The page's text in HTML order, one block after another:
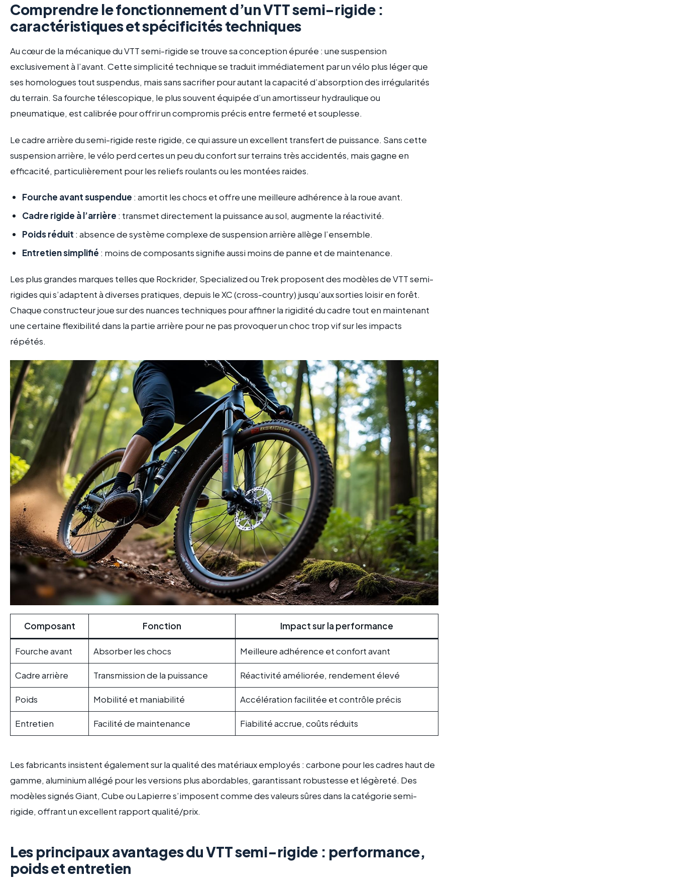
Comprendre le fonctionnement d’un VTT semi-rigide :
caractéristiques et spécificités techniques
Au cœur de la mécanique du VTT semi-rigide se trouve sa conception épurée : une suspension
exclusivement à l’avant. Cette simplicité technique se traduit immédiatement par un vélo plus léger que
ses homologues tout suspendus, mais sans sacrifier pour autant la capacité d’absorption des irrégularités
du terrain. Sa fourche télescopique, le plus souvent équipée d’un amortisseur hydraulique ou
pneumatique, est calibrée pour offrir un compromis précis entre fermeté et souplesse.
Le cadre arrière du semi-rigide reste rigide, ce qui assure un excellent transfert de puissance. Sans cette
suspension arrière, le vélo perd certes un peu du confort sur terrains très accidentés, mais gagne en
efficacité, particulièrement pour les reliefs roulants ou les montées raides.
Fourche avant suspendue : amortit les chocs et offre une meilleure adhérence à la roue avant.
Cadre rigide à l’arrière : transmet directement la puissance au sol, augmente la réactivité.
Poids réduit : absence de système complexe de suspension arrière allège l’ensemble.
Entretien simplifié : moins de composants signifie aussi moins de panne et de maintenance.
Les plus grandes marques telles que Rockrider, Specialized ou Trek proposent des modèles de VTT semi-
rigides qui s’adaptent à diverses pratiques, depuis le XC (cross-country) jusqu’aux sorties loisir en forêt.
Chaque constructeur joue sur des nuances techniques pour affiner la rigidité du cadre tout en maintenant
une certaine flexibilité dans la partie arrière pour ne pas provoquer un choc trop vif sur les impacts
répétés.
Composant Fonction Impact sur la performance
Fourche avant Absorber les chocs Meilleure adhérence et confort avant
Cadre arrière Transmission de la puissance Réactivité améliorée, rendement élevé
Poids Mobilité et maniabilité Accélération facilitée et contrôle précis
Entretien Facilité de maintenance Fiabilité accrue, coûts réduits
Les fabricants insistent également sur la qualité des matériaux employés : carbone pour les cadres haut de
gamme, aluminium allégé pour les versions plus abordables, garantissant robustesse et légèreté. Des
modèles signés Giant, Cube ou Lapierre s’imposent comme des valeurs sûres dans la catégorie semi-
rigide, offrant un excellent rapport qualité/prix.
Les principaux avantages du VTT semi-rigide : performance,
poids et entretien